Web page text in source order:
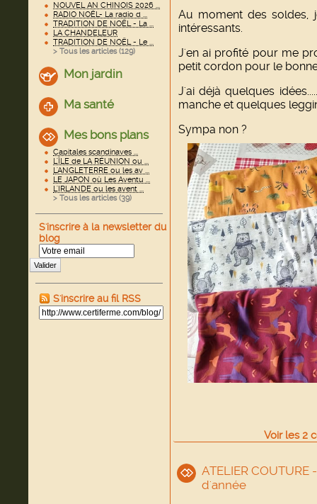
NOUVEL AN CHINOIS 2026 ...
RADIO NOËL- La radio d ...
TRADITION DE NOËL - La ...
LA CHANDELEUR
TRADITION DE NOËL - Le ...
> Tous les articles (129)
Mon jardin
Ma santé
Mes bons plans
Capitales scandinaves ...
L'ÎLE de LA RÉUNION ou ...
L'ANGLETERRE ou les av ...
LE JAPON où Les Aventu ...
L'IRLANDE ou les avent ...
> Tous les articles (39)
S'inscrire à la newsletter du
blog
Valider
S'inscrire au fil RSS
Au moment des soldes,
intéressants.
J'en ai profité pour me
petit cordon pour le
J'ai déjà quelques
manche et quelques
Sympa non ?
Voir les 2
ATELIER COUTURE
d'année